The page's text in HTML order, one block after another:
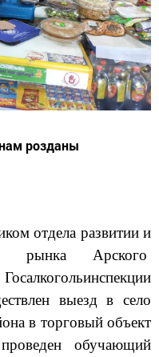
рынка Арского
выезд в село
в торговый объект
обучающий